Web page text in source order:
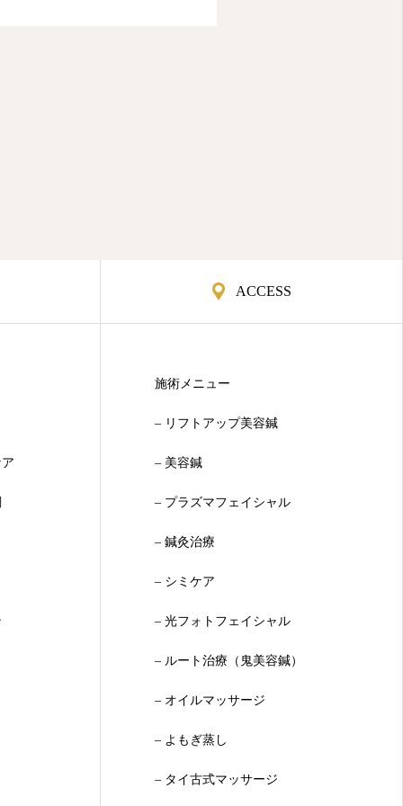
ACCESS
施術メニュー
– リフトアップ美容鍼
– 美容鍼
– プラズマフェイシャル
– 鍼灸治療
– シミケア
– 光フォトフェイシャル
– ルート治療（鬼美容鍼）
– オイルマッサージ
– よもぎ蒸し
– タイ古式マッサージ